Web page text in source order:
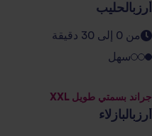
أرزبالحليب
من 0 إلى 30 دقيقة
سهل
جراند بسمتي طويل XXL
أرزبالبازلاء